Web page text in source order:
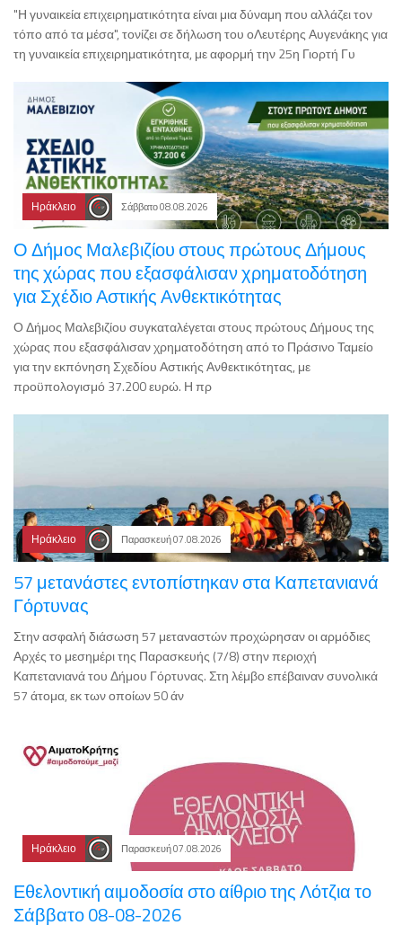
"Η γυναικεία επιχειρηματικότητα είναι μια δύναμη που αλλάζει τον
τόπο από τα μέσα", τονίζει σε δήλωση του οΛευτέρης Αυγενάκης για
τη γυναικεία επιχειρηματικότητα, με αφορμή την 25η Γιορτή Γυ
Ηράκλειο Σάββατο 08.08.2026
Ο Δήμος Μαλεβιζίου στους πρώτους Δήμους
της χώρας που εξασφάλισαν χρηματοδότηση
για Σχέδιο Αστικής Ανθεκτικότητας
Ο Δήμος Μαλεβιζίου συγκαταλέγεται στους πρώτους Δήμους της
χώρας που εξασφάλισαν χρηματοδότηση από το Πράσινο Ταμείο
για την εκπόνηση Σχεδίου Αστικής Ανθεκτικότητας, με
προϋπολογισμό 37.200 ευρώ. Η πρ
Ηράκλειο Παρασκευή 07.08.2026
57 μετανάστες εντοπίστηκαν στα Καπετανιανά
Γόρτυνας
Στην ασφαλή διάσωση 57 μεταναστών προχώρησαν οι αρμόδιες
Αρχές το μεσημέρι της Παρασκευής (7/8) στην περιοχή
Καπετανιανά του Δήμου Γόρτυνας. Στη λέμβο επέβαιναν συνολικά
57 άτομα, εκ των οποίων 50 άν
Ηράκλειο Παρασκευή 07.08.2026
Εθελοντική αιμοδοσία στο αίθριο της Λότζια το
Σάββατο 08-08-2026